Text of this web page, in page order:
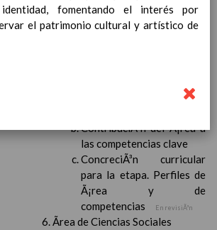
las competencias clave
ConcreciÃ³n curricular
para la etapa. Perfiles de
ContribuciÃ³n del Ã¡rea a
las competencias clave
ConcreciÃ³n curricular
para la etapa. Perfiles de
Ã¡rea y de
competencias
En revisiÃ³n
Ãrea de Ciencias Sociales
fomentando el interés por
el patrimonio cultural y artístico de